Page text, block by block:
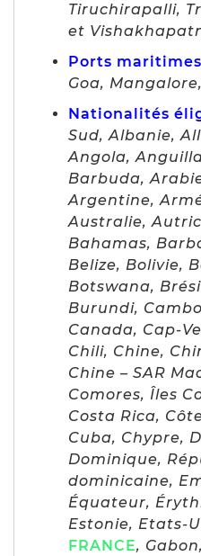
Tiruchirapalli,
et
Ports
Goa,
Nationalités
Sud, Albanie,
Angola,
Barbuda,
Argentine,
Australie,
Bahamas,
Belize, Bolivie,
Botswana,
Burundi,
Canada, Cap-
Chili, Chine,
Chine – SAR
Comores, Îles
Costa Rica,
Cuba, Chypre,
Dominique,
dominicaine,
Équateur,
Estonie, Etats-
FRANCE,